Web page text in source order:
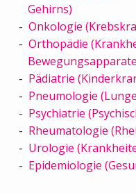
Gehirns)
Onkologie
Orthopädie
Pädiatrie
Pneumologie
Psychiatrie
Rheumatologie
Urologie
Epidemiologie